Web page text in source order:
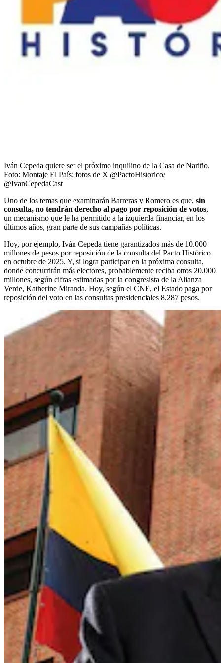
Iván Cepeda quiere ser el próximo inquilino de la Casa de Nariño.
Foto: Montaje El País: fotos de X @PactoHistorico/
@IvanCepedaCast
Uno de los temas que examinarán Barreras y Romero es que, sin
consulta, no tendrán derecho al pago por reposición de votos,
un mecanismo que le ha permitido a la izquierda financiar, en los
últimos años, gran parte de sus campañas políticas.
Hoy, por ejemplo, Iván Cepeda tiene garantizados más de 10.000
millones de pesos por reposición de la consulta del Pacto Histórico
en octubre de 2025. Y, si logra participar en la próxima consulta,
donde concurrirán más electores, probablemente reciba otros 20.000
millones, según cifras estimadas por la congresista de la Alianza
Verde, Katherine Miranda. Hoy, según el CNE, el Estado paga por
reposición del voto en las consultas presidenciales 8.287 pesos.